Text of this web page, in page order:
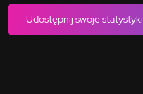
Udostępnij swoje statystyki